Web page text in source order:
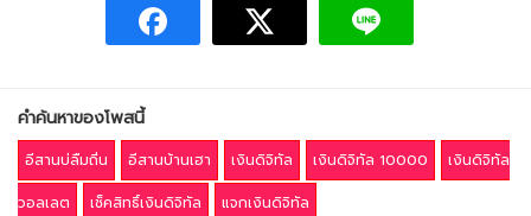
คำค้นหาของโพสนี้
อีสานบ่ลืมถิ่น อีสานบ้านเฮา เงินดิจิทัล เงินดิจิทัล 10000
เงินดิจิทัล
วอลเลต
เช็คสิทธิ์เงินดิจิทัล แจกเงินดิจิทัล